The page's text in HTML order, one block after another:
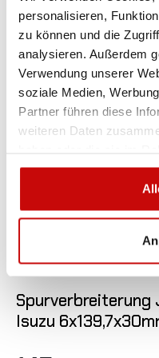
personalisieren,
zu können und die
analysieren. Außerdem
Verwendung unserer
soziale Medien,
Partner führen diese
weiteren Daten
gesammelt haben.
Spurverbreiterung
Isuzu